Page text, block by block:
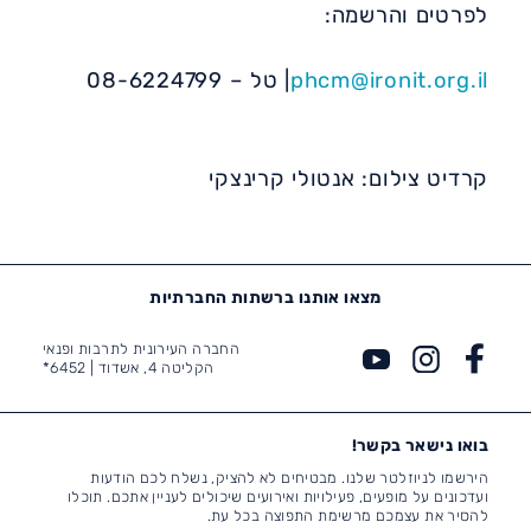
לפרטים והרשמה:
phcm@ironit.org.il | טל – 08-6224799
קרדיט צילום: אנטולי קרינצקי
מצאו אותנו ברשתות החברתיות
החברה העירונית לתרבות ופנאי
הקליטה 4, אשדוד |
6452*
בואו נישאר בקשר!
הירשמו לניוזלטר שלנו. מבטיחים לא להציק, נשלח לכם הודעות
ועדכונים על מופעים, פעילויות ואירועים שיכולים לעניין אתכם. תוכלו
להסיר את עצמכם מרשימת התפוצה בכל עת.